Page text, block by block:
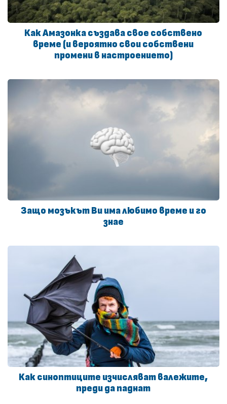
Как Амазонка създава свое собствено
време (и вероятно свои собствени
промени в настроението)
Защо мозъкът Ви има любимо време и го
знае
Как синоптиците изчисляват валежите,
преди да паднат